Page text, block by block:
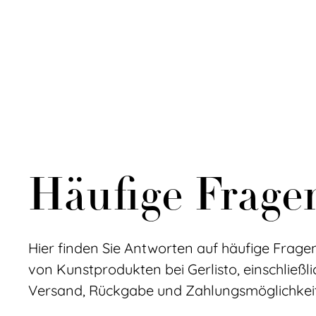
Häufige
Hier finden Sie Antworten auf häufige
von Kunstprodukten bei Gerlisto,
Versand, Rückgabe und